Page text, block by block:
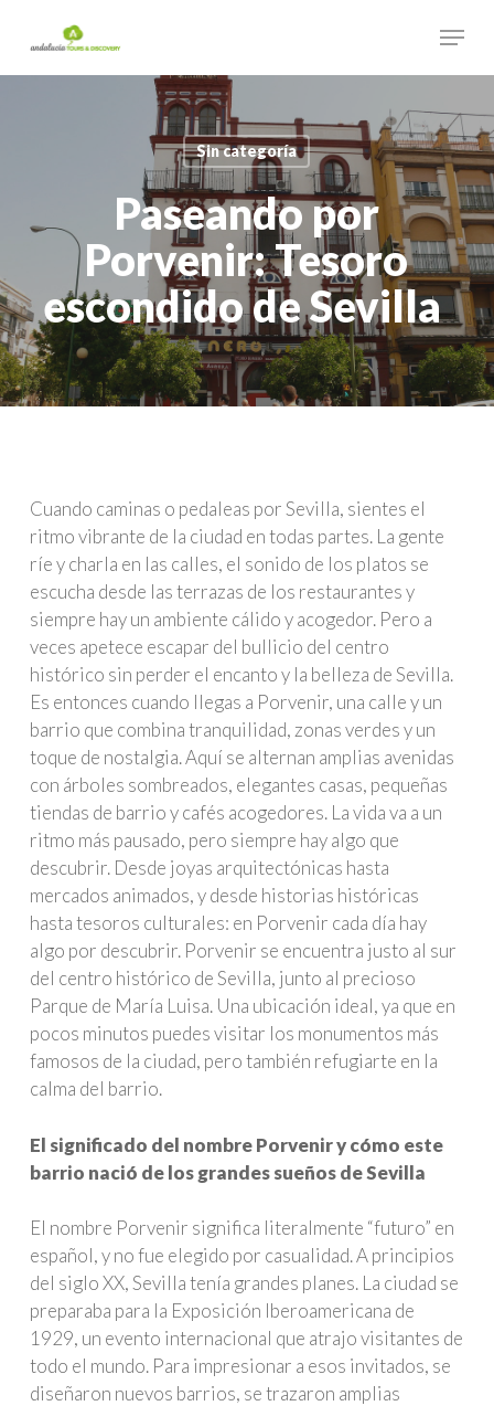
Menu
Sin categoría
Paseando por
Porvenir: Tesoro
escondido de Sevilla
Cuando caminas o pedaleas por Sevilla, sientes el
ritmo vibrante de la ciudad en todas partes. La gente
ríe y charla en las calles, el sonido de los platos se
escucha desde las terrazas de los restaurantes y
siempre hay un ambiente cálido y acogedor. Pero a
veces apetece escapar del bullicio del centro
histórico sin perder el encanto y la belleza de Sevilla.
Es entonces cuando llegas a Porvenir, una calle y un
barrio que combina tranquilidad, zonas verdes y un
toque de nostalgia. Aquí se alternan amplias avenidas
con árboles sombreados, elegantes casas, pequeñas
tiendas de barrio y cafés acogedores. La vida va a un
ritmo más pausado, pero siempre hay algo que
descubrir. Desde joyas arquitectónicas hasta
mercados animados, y desde historias históricas
hasta tesoros culturales: en Porvenir cada día hay
algo por descubrir. Porvenir se encuentra justo al sur
del centro histórico de Sevilla, junto al precioso
Parque de María Luisa. Una ubicación ideal, ya que en
pocos minutos puedes visitar los monumentos más
famosos de la ciudad, pero también refugiarte en la
calma del barrio.
El significado del nombre Porvenir y cómo este
barrio nació de los grandes sueños de Sevilla
El nombre Porvenir significa literalmente “futuro” en
español, y no fue elegido por casualidad. A principios
del siglo XX, Sevilla tenía grandes planes. La ciudad se
preparaba para la Exposición Iberoamericana de
1929, un evento internacional que atrajo visitantes de
todo el mundo. Para impresionar a esos invitados, se
diseñaron nuevos barrios, se trazaron amplias